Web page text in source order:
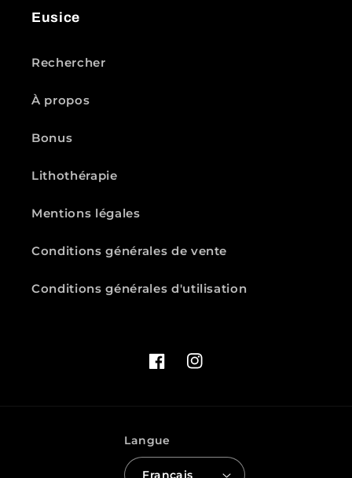
Eusice
Rechercher
À propos
Bonus
Lithothérapie
Mentions légales
Conditions générales de vente
Conditions générales d'utilisation
FacebookInstagram
Langue
Français